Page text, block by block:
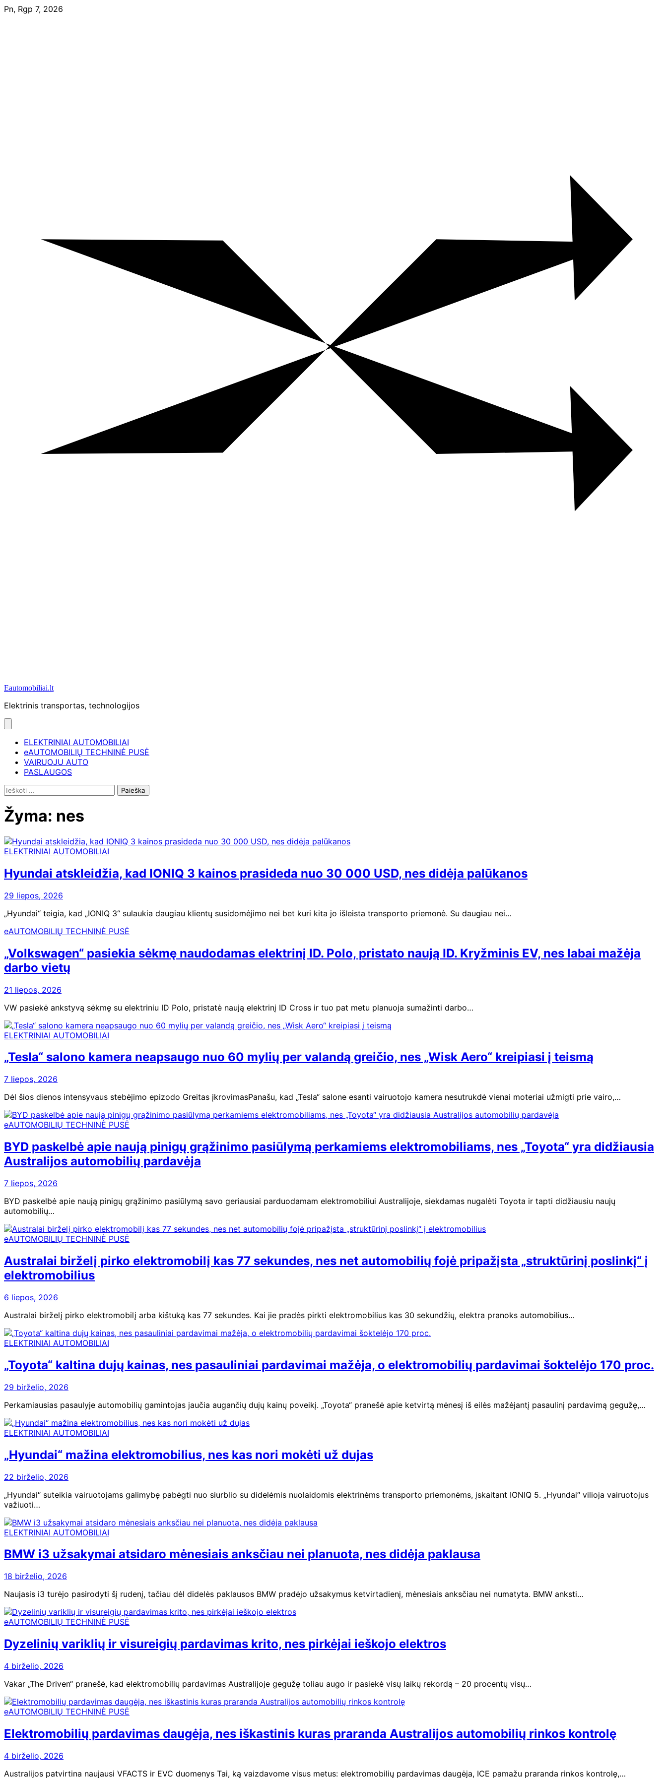
Skip
Pn, Rgp 7, 2026
Eautomobiliai.lt
Elektrinis transportas, technologijos
ELEKTRINIAI AUTOMOBILIAI
eAUTOMOBILIŲ TECHNINĖ PUSĖ
VAIRUOJU AUTO
PASLAUGOS
Ieškoti:
Žyma: nes
ELEKTRINIAI AUTOMOBILIAI
Hyundai atskleidžia, kad IONIQ 3 kainos prasideda nuo 30 000 USD, nes didėja palūkanos
29 liepos, 2026
„Hyundai“ teigia, kad „IONIQ 3“ sulaukia daugiau klientų susidomėjimo nei bet kuri kita jo išleista transporto priemonė. Su daugiau nei…
eAUTOMOBILIŲ TECHNINĖ PUSĖ
„Volkswagen“ pasiekia sėkmę naudodamas elektrinį ID. Polo, pristato naują ID. Kryžminis EV, nes labai mažėja
darbo vietų
21 liepos, 2026
VW pasiekė ankstyvą sėkmę su elektriniu ID Polo, pristatė naują elektrinį ID Cross ir tuo pat metu planuoja sumažinti darbo…
ELEKTRINIAI AUTOMOBILIAI
„Tesla“ salono kamera neapsaugo nuo 60 mylių per valandą greičio, nes „Wisk Aero“ kreipiasi į teismą
7 liepos, 2026
Dėl šios dienos intensyvaus stebėjimo epizodo Greitas įkrovimasPanašu, kad „Tesla“ salone esanti vairuotojo kamera nesutrukdė vienai moteriai užmigti prie vairo,…
eAUTOMOBILIŲ TECHNINĖ PUSĖ
BYD paskelbė apie naują pinigų grąžinimo pasiūlymą perkamiems elektromobiliams, nes „Toyota“ yra didžiausia
Australijos automobilių pardavėja
7 liepos, 2026
BYD paskelbė apie naują pinigų grąžinimo pasiūlymą savo geriausiai parduodamam elektromobiliui Australijoje, siekdamas nugalėti Toyota ir tapti didžiausiu naujų
automobilių…
eAUTOMOBILIŲ TECHNINĖ PUSĖ
Australai birželį pirko elektromobilį kas 77 sekundes, nes net automobilių fojė pripažįsta „struktūrinį poslinkį“ į
elektromobilius
6 liepos, 2026
Australai birželį pirko elektromobilį arba kištuką kas 77 sekundes. Kai jie pradės pirkti elektromobilius kas 30 sekundžių, elektra pranoks automobilius…
ELEKTRINIAI AUTOMOBILIAI
„Toyota“ kaltina dujų kainas, nes pasauliniai pardavimai mažėja, o elektromobilių pardavimai šoktelėjo 170 proc.
29 birželio, 2026
Perkamiausias pasaulyje automobilių gamintojas jaučia augančių dujų kainų poveikį. „Toyota“ pranešė apie ketvirtą mėnesį iš eilės mažėjantį pasaulinį pardavimą gegužę,…
ELEKTRINIAI AUTOMOBILIAI
„Hyundai“ mažina elektromobilius, nes kas nori mokėti už dujas
22 birželio, 2026
„Hyundai“ suteikia vairuotojams galimybę pabėgti nuo siurblio su didelėmis nuolaidomis elektrinėms transporto priemonėms, įskaitant IONIQ 5. „Hyundai“ vilioja vairuotojus
važiuoti…
ELEKTRINIAI AUTOMOBILIAI
BMW i3 užsakymai atsidaro mėnesiais anksčiau nei planuota, nes didėja paklausa
18 birželio, 2026
Naujasis i3 turėjo pasirodyti šį rudenį, tačiau dėl didelės paklausos BMW pradėjo užsakymus ketvirtadienį, mėnesiais anksčiau nei numatyta. BMW anksti…
eAUTOMOBILIŲ TECHNINĖ PUSĖ
Dyzelinių variklių ir visureigių pardavimas krito, nes pirkėjai ieškojo elektros
4 birželio, 2026
Vakar „The Driven“ pranešė, kad elektromobilių pardavimas Australijoje gegužę toliau augo ir pasiekė visų laikų rekordą – 20 procentų visų…
eAUTOMOBILIŲ TECHNINĖ PUSĖ
Elektromobilių pardavimas daugėja, nes iškastinis kuras praranda Australijos automobilių rinkos kontrolę
4 birželio, 2026
Australijos patvirtina naujausi VFACTS ir EVC duomenys Tai, ką vaizdavome visus metus: elektromobilių pardavimas daugėja, ICE pamažu praranda rinkos kontrolę,…